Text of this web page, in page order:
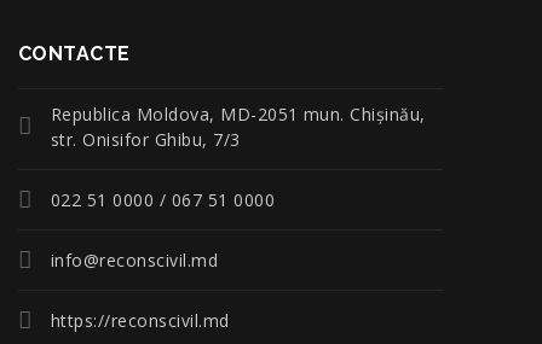
CONTACTE
Republica Moldova, MD-2051 mun. Chişinău,
str. Onisifor Ghibu, 7/3
022 51 0000 / 067 51 0000
info@reconscivil.md
https://reconscivil.md